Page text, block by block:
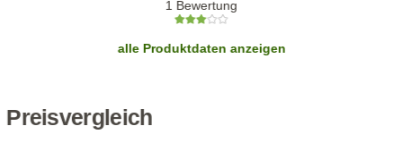
1 Bewertung
alle Produktdaten anzeigen
Preisvergleich